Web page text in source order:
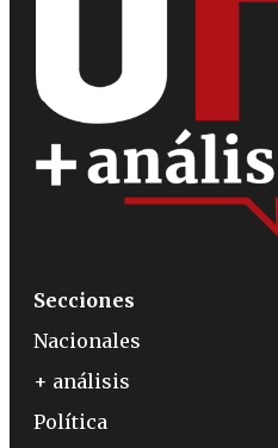
Secciones
Nacionales
+ análisis
Política